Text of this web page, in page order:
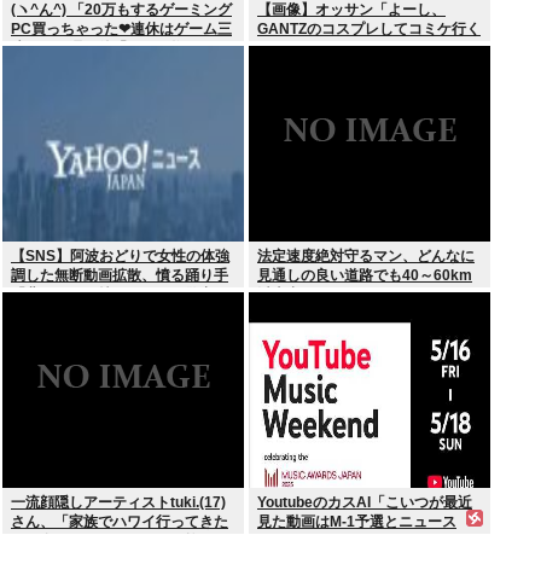
(ヽ^ん^) 「20万もするゲーミング
PC買っちゃった❤連休はゲーム三
昧だ」一週間後「お届け物でー
【画像】オッサン「よーし、
GANTZのコスプレしてコミケ行く
かー」
【SNS】阿波おどりで女性の体強
調した無断動画拡散、憤る踊り手
「悲しいし気持ち悪い」…警察へ
法定速度絶対守るマン、どんなに
見通しの良い道路でも40～60km
以上出さない
一流顔隠しアーティストtuki.(17)
さん、「家族でハワイ行ってきた
YoutubeのカスAI「こいつが最近
見た動画はM-1予選とニュース